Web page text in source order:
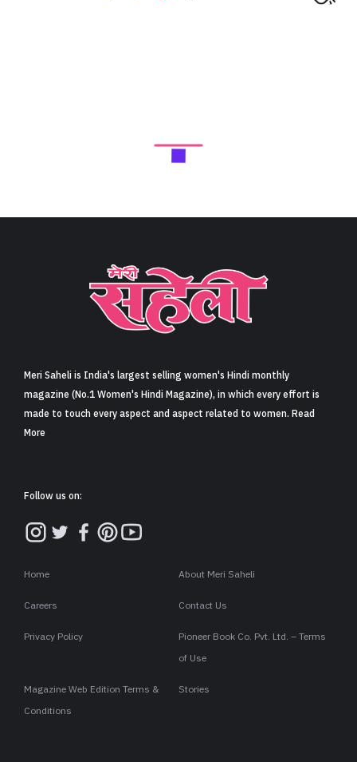
Meri Saheli is India's largest selling women's Hindi monthly
magazine (No.1 Women's Hindi Magazine), in which every effort is
made to touch every aspect and aspect related to women. Read
More
Follow us on:
Home About Meri Saheli
Careers Contact Us
Privacy Policy
Pioneer Book Co. Pvt. Ltd. – Terms
of Use
Magazine Web Edition Terms &
Conditions
Stories